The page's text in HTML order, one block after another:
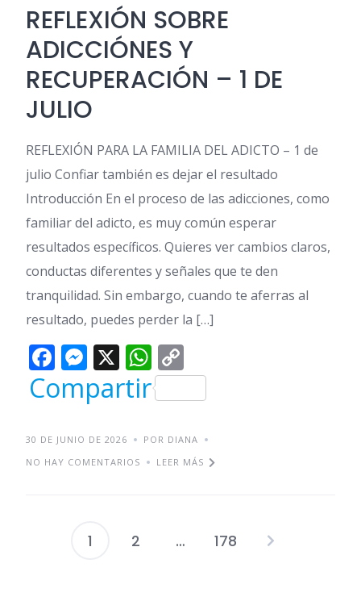
REFLEXIÓN SOBRE
ADICCIÓNES Y
RECUPERACIÓN – 1 DE
JULIO
REFLEXIÓN PARA LA FAMILIA DEL ADICTO – 1 de
julio Confiar también es dejar el resultado
Introducción En el proceso de las adicciones, como
familiar del adicto, es muy común esperar
resultados específicos. Quieres ver cambios claros,
conductas diferentes y señales que te den
tranquilidad. Sin embargo, cuando te aferras al
resultado, puedes perder la […]
Facebook
Messenger
X WhatsApp
Link
Compartir
30 DE JUNIO DE 2026
POR DIANA
NO HAY COMENTARIOS
LEER MÁS
Paginación
1 2 … 178